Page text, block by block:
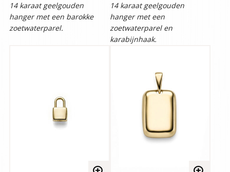
14 karaat geelgouden
hanger met een barokke
zoetwaterparel.
14 karaat geelgouden
hanger met een
zoetwaterparel en
karabijnhaak.